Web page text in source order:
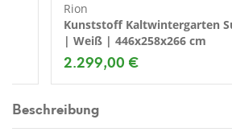
Rion
Kunststoff Kaltwintergarten
| Weiß | 446x258x266 cm
2.299,00 €
Beschreibung